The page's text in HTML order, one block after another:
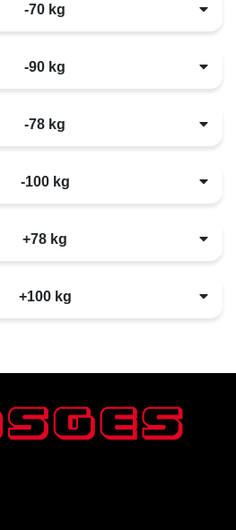
-70 kg
-90 kg
-78 kg
-100 kg
+78 kg
+100 kg